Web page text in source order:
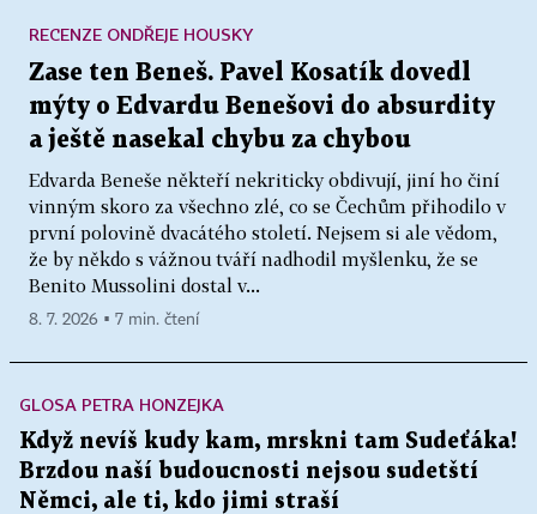
Zase ten Beneš. Pavel Kosatík dovedl
mýty o Edvardu Benešovi do absurdity
a ještě nasekal chybu za chybou
Edvarda Beneše někteří nekriticky obdivují, jiní ho činí
vinným skoro za všechno zlé, co se Čechům přihodilo v
první polovině dvacátého století. Nejsem si ale vědom,
že by někdo s vážnou tváří nadhodil myšlenku, že se
Benito Mussolini dostal v...
RECENZE ONDŘEJE HOUSKY
8. 7. 2026 ▪ 7 min. čtení
GLOSA PETRA HONZEJKA
Když nevíš kudy kam, mrskni tam Sudeťáka!
Brzdou naší budoucnosti nejsou sudetští
Němci, ale ti, kdo jimi straší